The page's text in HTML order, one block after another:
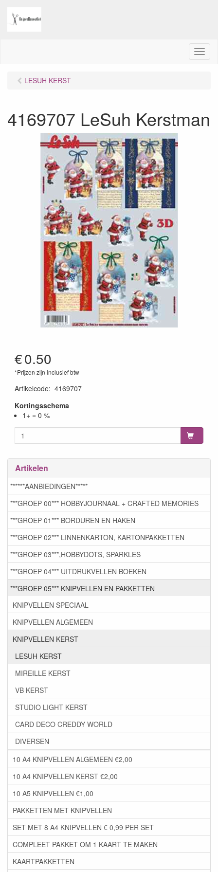
M
e
LESUH KERST
4169707 LeSuh Kerstman
€0.50
*Prijzen zijn inclusief btw
Artikelcode: 4169707
Kortingsschema
1+ = 0 %
Artikelen
******AANBIEDINGEN*****
***GROEP 00*** HOBBYJOURNAAL + CRAFTED MEMORIES
***GROEP 01*** BORDUREN EN HAKEN
***GROEP 02*** LINNENKARTON, KARTONPAKKETTEN
***GROEP 03***,HOBBYDOTS, SPARKLES
***GROEP 04*** UITDRUKVELLEN BOEKEN
***GROEP 05*** KNIPVELLEN EN PAKKETTEN
KNIPVELLEN SPECIAAL
KNIPVELLEN ALGEMEEN
KNIPVELLEN KERST
LESUH KERST
MIREILLE KERST
VB KERST
STUDIO LIGHT KERST
CARD DECO CREDDY WORLD
DIVERSEN
10 A4 KNIPVELLEN ALGEMEEN €2,00
10 A4 KNIPVELLEN KERST €2,00
10 A5 KNIPVELLEN €1,00
PAKKETTEN MET KNIPVELLEN
SET MET 8 A4 KNIPVELLEN € 0,99 PER SET
COMPLEET PAKKET OM 1 KAART TE MAKEN
KAARTPAKKETTEN